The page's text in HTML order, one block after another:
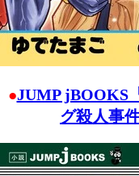
●JUMP jBOOKS
グ殺人事